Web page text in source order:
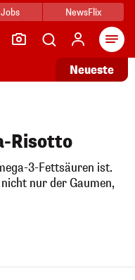
Jobs NewsFlix
Neueste
Risotto
3-Fettsäuren ist.
nur der Gaumen,